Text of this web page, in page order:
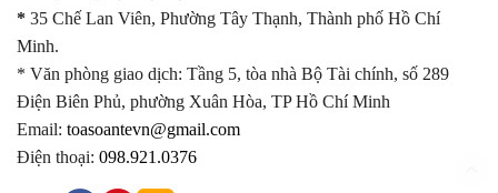
* 35 Chế Lan Viên, Phường Tây Thạnh, Thành phố Hồ Chí
Minh.
* Văn phòng giao dịch: Tầng 5, tòa nhà Bộ Tài chính, số 289
Điện Biên Phủ, phường Xuân Hòa, TP Hồ Chí Minh
Email: toasoantevn@gmail.com
Điện thoại: 098.921.0376